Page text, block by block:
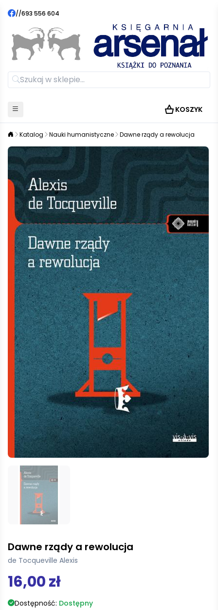
//693 556 604
KOSZYK
Katalog Nauki humanistyczne Dawne rządy a rewolucja
Dawne rządy a rewolucja
de Tocqueville Alexis
16,00 zł
Dostępność: Dostępny